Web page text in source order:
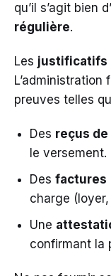
qu’il s’agit bien
régulière.
Les justificatifs
preuves telles
Des reçus
le versement.
Des factures
charge
Une
confirmant la